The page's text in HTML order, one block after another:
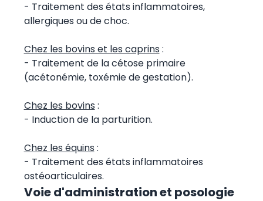
- Traitement des états inflammatoires,
allergiques ou de choc.
Chez les bovins et les caprins :
- Traitement de la cétose primaire
(acétonémie, toxémie de gestation).
Chez les bovins :
- Induction de la parturition.
Chez les équins :
- Traitement des états inflammatoires
ostéoarticulaires.
Voie d'administration et posologie